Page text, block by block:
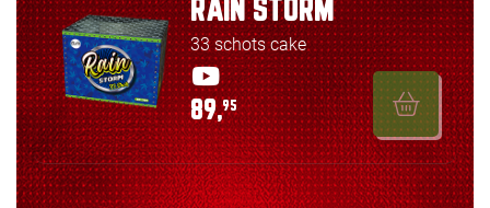
RAIN STORM
33 schots cake
89,95